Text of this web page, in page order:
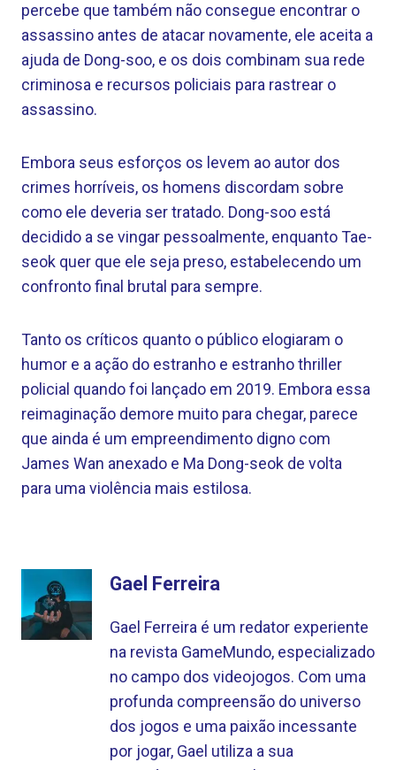
percebe que também não consegue encontrar o
assassino antes de atacar novamente, ele aceita a
ajuda de Dong-soo, e os dois combinam sua rede
criminosa e recursos policiais para rastrear o
assassino.
Embora seus esforços os levem ao autor dos
crimes horríveis, os homens discordam sobre
como ele deveria ser tratado. Dong-soo está
decidido a se vingar pessoalmente, enquanto Tae-
seok quer que ele seja preso, estabelecendo um
confronto final brutal para sempre.
Tanto os críticos quanto o público elogiaram o
humor e a ação do estranho e estranho thriller
policial quando foi lançado em 2019. Embora essa
reimaginação demore muito para chegar, parece
que ainda é um empreendimento digno com
James Wan anexado e Ma Dong-seok de volta
para uma violência mais estilosa.
Gael Ferreira
Gael Ferreira é um redator experiente
na revista GameMundo, especializado
no campo dos videojogos. Com uma
profunda compreensão do universo
dos jogos e uma paixão incessante
por jogar, Gael utiliza a sua